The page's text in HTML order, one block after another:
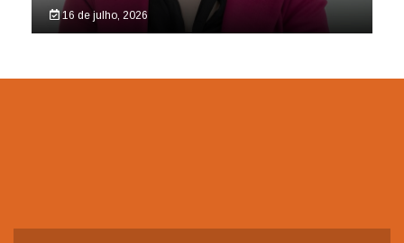
16 de julho, 2026